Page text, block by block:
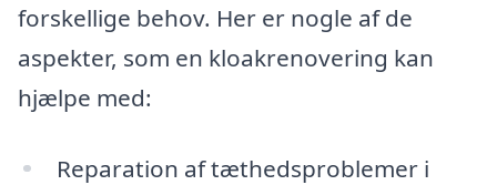
forskellige behov. Her er nogle af de
aspekter, som en kloakrenovering kan
hjælpe med:
Reparation af tæthedsproblemer i